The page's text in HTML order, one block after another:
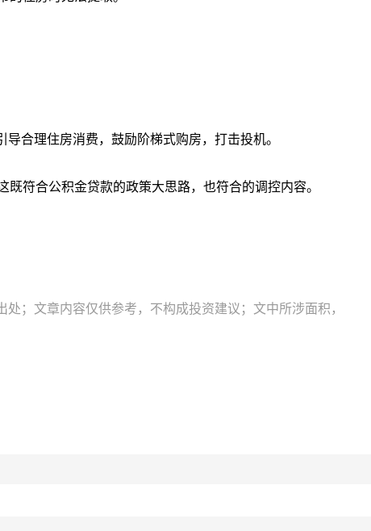
合理住房消费，鼓励阶梯式购房，打击投机。
符合公积金贷款的政策大思路，也符合的调控内容。
；文章内容仅供参考，不构成投资建议；文中所涉面积，